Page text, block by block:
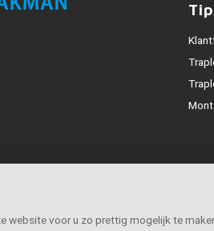
website voor u zo prettig mogelijk te